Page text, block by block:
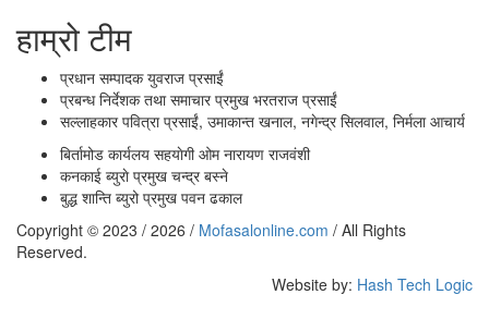
हाम्रो टीम
प्रधान सम्पादकयुवराज प्रसाईं
प्रबन्ध निर्देशक तथा समाचार प्रमुख भरतराज प्रसाईं
सल्लाहकारपवित्रा प्रसाईं, उमाकान्त खनाल, नगेन्द्र सिलवाल, निर्मला आचार्य
बिर्तामोड कार्यलय सहयाेगीओम नारायण राजवंशी
कनकाई ब्युराे प्रमुख चन्द्र बस्ने
बुद्ध शान्ति ब्युरो प्रमुख पवन ढकाल
Copyright © 2023 / 2026 / Mofasalonline.com / All Rights
Reserved.
Website by: Hash Tech Logic